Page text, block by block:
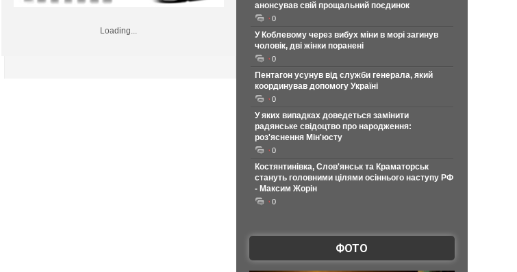
Loading...
анонсував свій прощальний поєдинок
0
У Коблевому через вибух міни в морі загинув
чоловік, дві жінки поранені
0
Пентагон усунув від служби генерала, який
координував допомогу Україні
0
У яких випадках доведеться замінити
радянське свідоцтво про народження:
роз'яснення Мін'юсту
0
Костянтинівка, Слов'янськ та Краматорськ
стануть головними цілями осіннього наступу РФ
- Максим Жорін
0
ФОТО